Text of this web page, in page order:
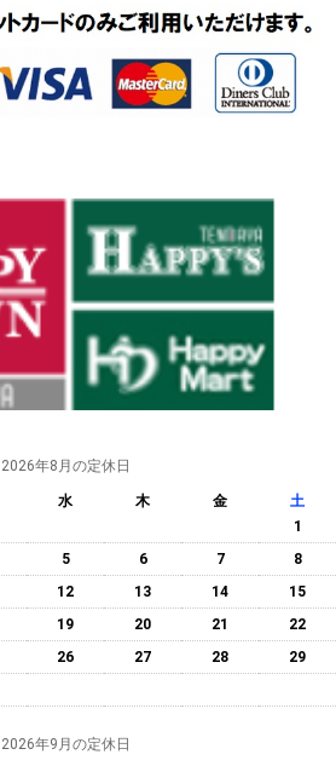
2026年8月の定休日
水 木 金
土
1
5 6 7
8
12 13 14
15
19 20 21
22
26 27 28
29
2026年9月の定休日